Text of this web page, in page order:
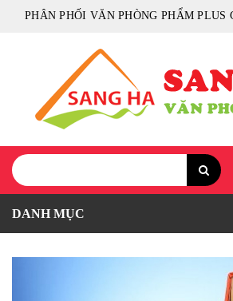
PHÂN PHỐI VĂN PHÒNG PHẨM PLUS
DANH MỤC